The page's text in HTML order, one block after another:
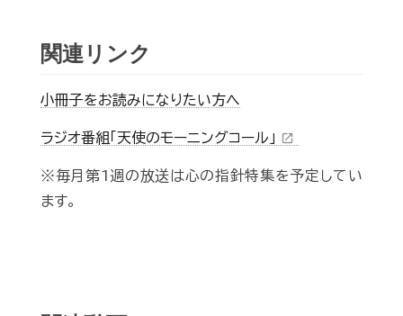
関連リンク
小冊子をお読みになりたい方へ
ラジオ番組「天使のモーニングコール」 open_in_new
※毎月第1週の放送は心の指針特集を予定してい
ます。